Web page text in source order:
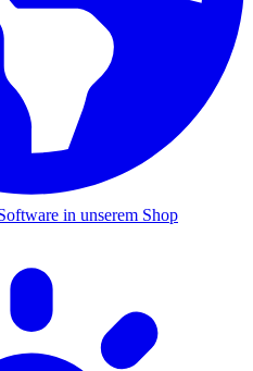
in unserem Shop